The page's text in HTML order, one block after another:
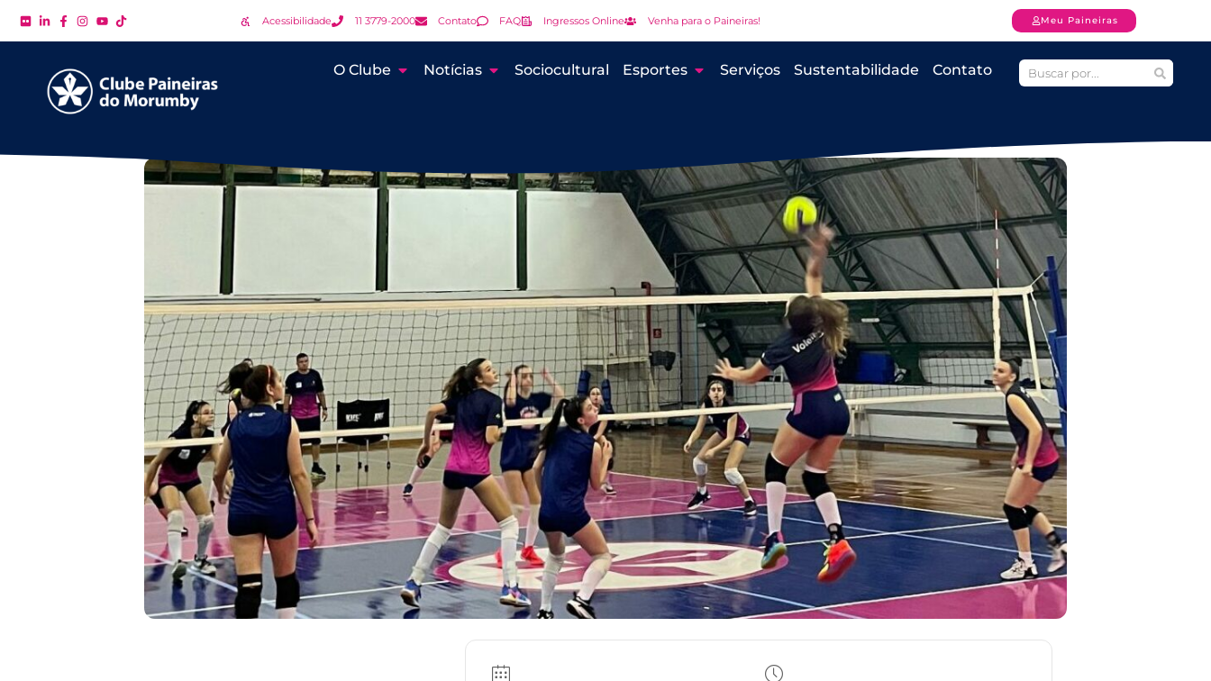
Acessibilidade 11 3779-2000 Contato FAQ Ingressos Online Venha para o Paineiras! Meu Paineiras
O Clube Notícias Sociocultural Esportes Serviços Sustentabilidade Contato